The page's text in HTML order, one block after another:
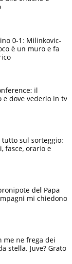
0-1: Milinkovic-
è un muro e fa
il
e dove vederlo in tv
tutto sul sorteggio:
fasce, orario e
del Papa
mi chiedono
me ne frega dei
stella. Juve? Grato